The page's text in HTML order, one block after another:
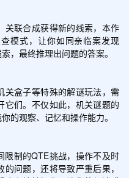
关联合成获得新的线索，本作
模式，让你如同亲临案发现
，最终推理出问题的答案。
关盒子等特殊的解谜玩法，需
它们。不仅如此，机关谜题的
的观察、记忆和操作能力。
限制的QTE挑战，操作不及时
问题，还将导致严重后果，